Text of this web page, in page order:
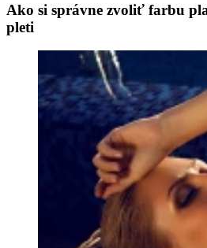
Ako si správne zvoliť farbu
pleti